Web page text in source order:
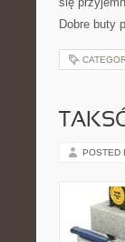
Dobre buty
POSTED